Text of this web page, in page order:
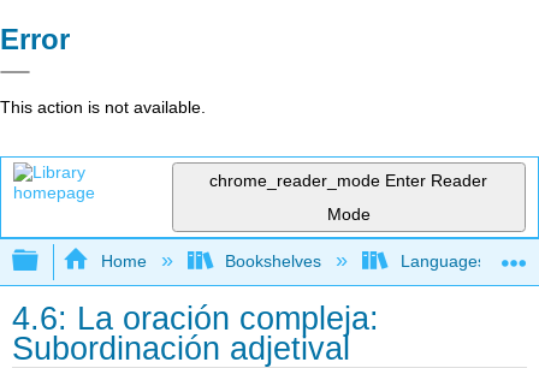
Error
This action is not available.
chrome_reader_mode Enter Reader
Mode
Expand/collapse global hierarchy
Home Bookshelves Languages
4.6: La oración compleja:
Subordinación adjetival